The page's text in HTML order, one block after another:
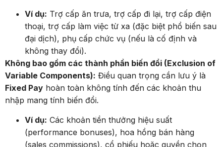
Ví dụ: Trợ cấp ăn trưa, trợ cấp đi lại, trợ cấp điện
thoại, trợ cấp làm việc từ xa (đặc biệt phổ biến sau
đại dịch), phụ cấp chức vụ (nếu là cố định và
không thay đổi).
Không bao gồm các thành phần biến đổi (Exclusion of
Variable Components): Điều quan trọng cần lưu ý là
Fixed Pay hoàn toàn không tính đến các khoản thu
nhập mang tính biến đổi.
Ví dụ: Các khoản tiền thưởng hiệu suất
(performance bonuses), hoa hồng bán hàng
(sales commissions), cổ phiếu hoặc quyền chọn